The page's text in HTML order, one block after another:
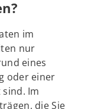
im
nur
eines
oder einer
Im
die Sie